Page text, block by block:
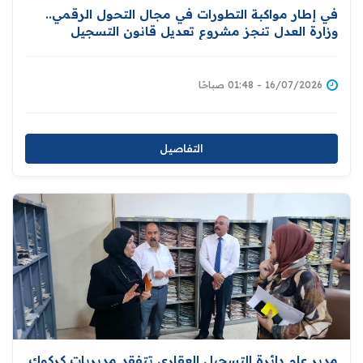
في إطار مواكبة التطورات في مجال التحول الرقمي..
وزارة العدل تنجز مشروع تعديل قانون التسجيل
16/07/2026 - 01:48 صباحًا
التفاصيل